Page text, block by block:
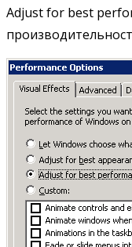
Adjust for best